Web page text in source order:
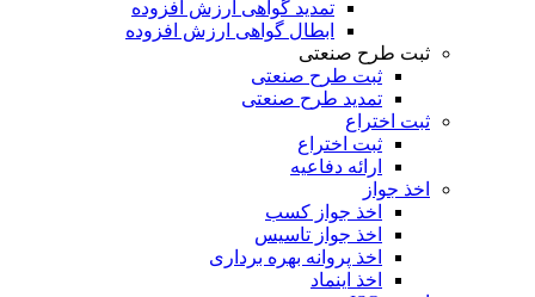
تمدید گواهی ارزش افزوده
ابطال گواهی ارزش افزوده
ثبت طرح صنعتی
ثبت طرح صنعتی
تمدید طرح صنعتی
ثبت اختراع
ثبت اختراع
ارائه دفاعیه
اخذ جواز
اخذ جواز کسب
اخذ جواز تاسیس
اخذ پروانه بهره برداری
اخذ اینماد